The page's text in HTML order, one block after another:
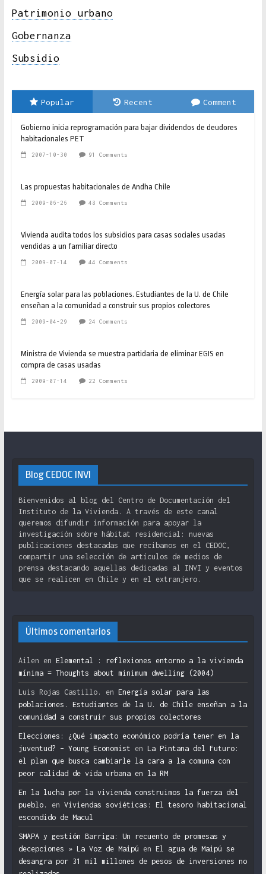
Patrimonio urbano
Gobernanza
Subsidio
Popular Recent Comment
Gobierno inicia reprogramación para bajar dividendos de deudores
habitacionales PET
2007-10-30 91 Comments
Las propuestas habitacionales de Andha Chile
2009-06-26 48 Comments
Vivienda audita todos los subsidios para casas sociales usadas
vendidas a un familiar directo
2009-07-14 44 Comments
Energía solar para las poblaciones. Estudiantes de la U. de Chile
enseñan a la comunidad a construir sus propios colectores
2009-04-29 24 Comments
Ministra de Vivienda se muestra partidaria de eliminar EGIS en
compra de casas usadas
2009-07-14 22 Comments
Blog CEDOC INVI
Bienvenidos al blog del Centro de Documentación del
Instituto de la Vivienda. A través de este canal
queremos difundir información para apoyar la
investigación sobre hábitat residencial: nuevas
publicaciones destacadas que recibamos en el CEDOC,
compartir una selección de artículos de medios de
prensa destacando aquellas dedicadas al INVI y eventos
que se realicen en Chile y en el extranjero.
Últimos comentarios
Ailen en Elemental : reflexiones entorno a la vivienda
mínima = Thoughts about minimum dwelling (2004)
Luis Rojas Castillo. en Energía solar para las
poblaciones. Estudiantes de la U. de Chile enseñan a la
comunidad a construir sus propios colectores
Elecciones: ¿Qué impacto económico podría tener en la
juventud? – Young Economist en La Pintana del Futuro:
el plan que busca cambiarle la cara a la comuna con
peor calidad de vida urbana en la RM
En la lucha por la vivienda construimos la fuerza del
pueblo.
en Viviendas soviéticas: El tesoro habitacional
escondido de Macul
SMAPA y gestión Barriga: Un recuento de promesas y
decepciones » La Voz de Maipú en El agua de Maipú se
desangra por 31 mil millones de pesos de inversiones no